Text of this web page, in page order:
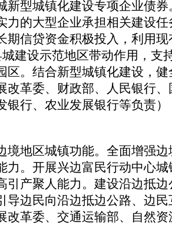
新型城镇化建设专项企业债
力的大型企业承担相关建设
期信贷资金积极投入，利用
城建设示范地区带动作用，支
区。结合新型城镇化建设，
改革委、财政部、人民银行
银行、农业发展银行等负责）
地区城镇功能。全面增强边
力。开展兴边富民行动中心
引产聚人能力。建设沿边抵
导边民向沿边抵边公路、边
改革委、交通运输部、自然